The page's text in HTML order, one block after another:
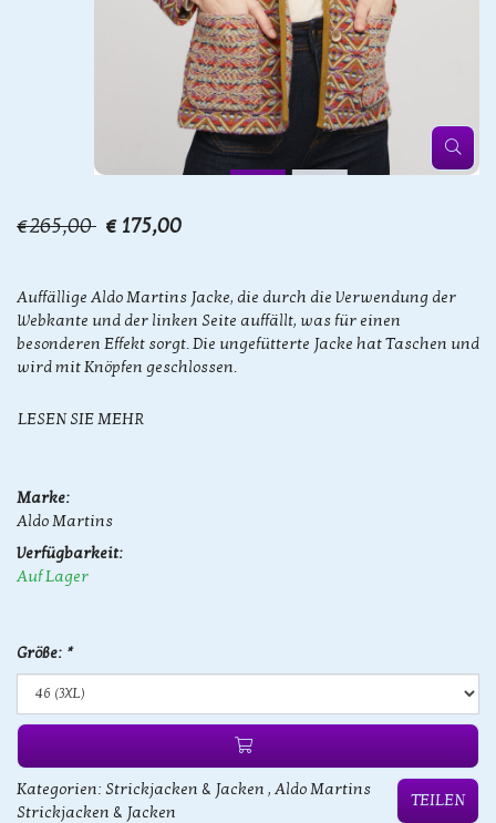
€265,00 € 175,00
Auffällige Aldo Martins Jacke, die durch die Verwendung der
Webkante und der linken Seite auffällt, was für einen
besonderen Effekt sorgt. Die ungefütterte Jacke hat Taschen und
wird mit Knöpfen geschlossen.
LESEN SIE MEHR
Marke:
Aldo Martins
Verfügbarkeit:
Auf Lager
Größe: *
Kategorien: Strickjacken & Jacken , Aldo Martins
Strickjacken & Jacken
TEILEN